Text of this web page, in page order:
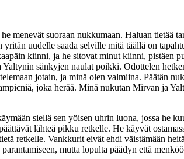
menevät suoraan nukkumaan. Haluan tietää
uudelle saada selville mitä täällä on
kiinni, ja he sitovat minut kiinni, pistäen
sänkyjen naulat poikki. Odottelen
jotain, ja minä olen valmiina. Päätän
joka herää. Minä nukutan Mirvan ja
siellä sen yöisen uhrin luona, jossa he
lähteä pikku retkelle. He käyvät
retkelle. Vankkurit eivät ehdi väistämään
mutta lopulta päädyn että